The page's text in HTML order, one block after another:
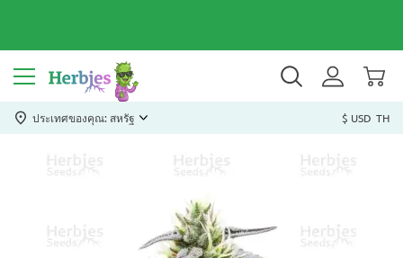
ประเทศของคุณ: สหรัฐ $ USD TH